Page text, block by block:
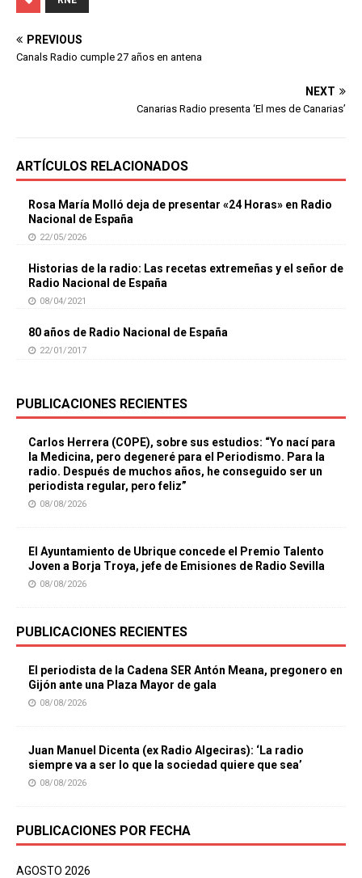
PREVIOUS
Canals Radio cumple 27 años en antena
NEXT
Canarias Radio presenta ‘El mes de Canarias’
ARTÍCULOS RELACIONADOS
Rosa María Molló deja de presentar «24 Horas» en Radio
Nacional de España
22/05/2026
Historias de la radio: Las recetas extremeñas y el señor de
Radio Nacional de España
08/04/2021
80 años de Radio Nacional de España
22/01/2017
PUBLICACIONES RECIENTES
Carlos Herrera (COPE), sobre sus estudios: “Yo nací para
la Medicina, pero degeneré para el Periodismo. Para la
radio. Después de muchos años, he conseguido ser un
periodista regular, pero feliz”
08/08/2026
El Ayuntamiento de Ubrique concede el Premio Talento
Joven a Borja Troya, jefe de Emisiones de Radio Sevilla
08/08/2026
PUBLICACIONES RECIENTES
El periodista de la Cadena SER Antón Meana, pregonero en
Gijón ante una Plaza Mayor de gala
08/08/2026
Juan Manuel Dicenta (ex Radio Algeciras): ‘La radio
siempre va a ser lo que la sociedad quiere que sea’
08/08/2026
PUBLICACIONES POR FECHA
AGOSTO 2026